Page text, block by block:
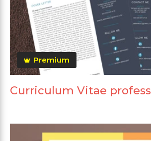
Premium
Curriculum Vitae